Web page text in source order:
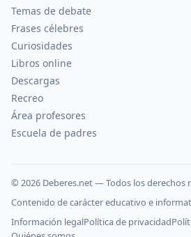
Temas de debate
Frases célebres
Curiosidades
Libros online
Descargas
Recreo
Área profesores
Escuela de padres
© 2026 Deberes.net — Todos los derechos
Contenido de carácter educativo e
Información legalPolítica de privacidad